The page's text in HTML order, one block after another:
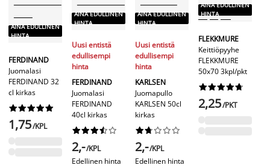
AINA EDULLINEN
HINTA
FERDINAND
Juomalasi
FERDINAND 32
cl kirkas






1,75/KPL
AINA EDULLINEN
HINTA
Uusi entistä
edullisempi
hinta
FERDINAND
Juomalasi
FERDINAND
40cl kirkas






2,-/KPL
Edellinen hinta
AINA EDULLINEN
HINTA
Uusi entistä
edullisempi
hinta
KARLSEN
Juomapullo
KARLSEN 50cl
kirkas






2,-/KPL
Edellinen hinta
AINA EDULLINEN
HINTA
FLEKKMURE
Keittiöpyyhe
FLEKKMURE
50x70 3kpl/pkt






2,25/PKT